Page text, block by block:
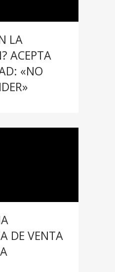
LA
ACEPTA
«NO
DE VENTA